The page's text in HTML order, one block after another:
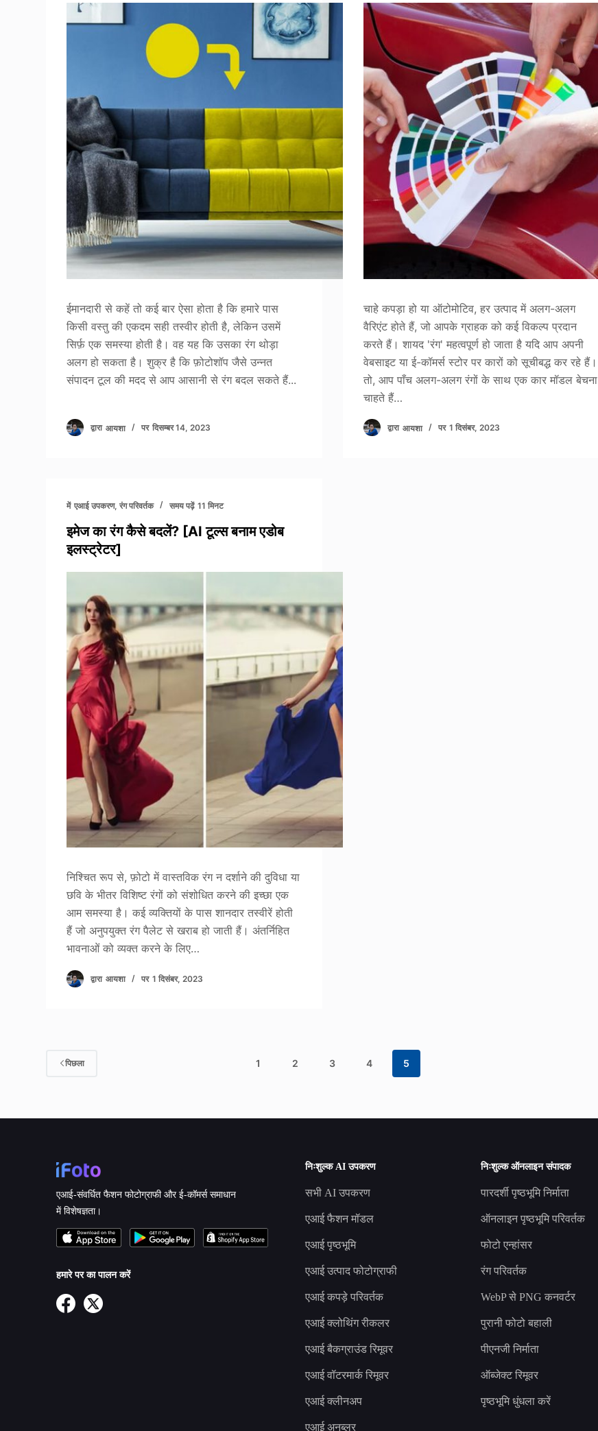
ईमानदारी से कहें तो कई बार ऐसा होता है कि हमारे पास
किसी वस्तु की एकदम सही तस्वीर होती है, लेकिन उसमें
सिर्फ़ एक समस्या होती है। वह यह कि उसका रंग थोड़ा
अलग हो सकता है। शुक्र है कि फ़ोटोशॉप जैसे उन्नत
संपादन टूल की मदद से आप आसानी से रंग बदल सकते हैं...
द्वारा आयशा पर दिसम्बर 14, 2023
चाहे कपड़ा हो या ऑटोमोटिव, हर उत्पाद में अलग-अलग
वैरिएंट होते हैं, जो आपके ग्राहक को कई विकल्प प्रदान
करते हैं। शायद 'रंग' महत्वपूर्ण हो जाता है यदि आप अपनी
वेबसाइट या ई-कॉमर्स स्टोर पर कारों को सूचीबद्ध कर रहे हैं।
तो, आप पाँच अलग-अलग रंगों के साथ एक कार मॉडल बेचना
चाहते हैं…
द्वारा आयशा पर 1 दिसंबर, 2023
में एआई उपकरण,रंग परिवर्तक समय पढ़ें 11 मिनट
इमेज का रंग कैसे बदलें? [AI टूल्स बनाम एडोब
इलस्ट्रेटर]
निश्चित रूप से, फ़ोटो में वास्तविक रंग न दर्शाने की दुविधा या
छवि के भीतर विशिष्ट रंगों को संशोधित करने की इच्छा एक
आम समस्या है। कई व्यक्तियों के पास शानदार तस्वीरें होती
हैं जो अनुपयुक्त रंग पैलेट से खराब हो जाती हैं। अंतर्निहित
भावनाओं को व्यक्त करने के लिए…
द्वारा आयशा पर 1 दिसंबर, 2023
पिछला 1 2 3 4 5
एआई-संवर्धित फैशन फोटोग्राफी और ई-कॉमर्स समाधान
में विशेषज्ञता।
हमारे पर का पालन करें
निःशुल्क AI उपकरण
सभी AI उपकरण
एआई फैशन मॉडल
एआई पृष्ठभूमि
एआई उत्पाद फोटोग्राफी
एआई कपड़े परिवर्तक
एआई क्लोथिंग रीकलर
एआई बैकग्राउंड रिमूवर
एआई वॉटरमार्क रिमूवर
एआई क्लीनअप
एआई अनब्लर
निःशुल्क ऑनलाइन संपादक
पारदर्शी पृष्ठभूमि निर्माता
ऑनलाइन पृष्ठभूमि परिवर्तक
फोटो एन्हांसर
रंग परिवर्तक
WebP से PNG कनवर्टर
पुरानी फोटो बहाली
पीएनजी निर्माता
ऑब्जेक्ट रिमूवर
पृष्ठभूमि धुंधला करें